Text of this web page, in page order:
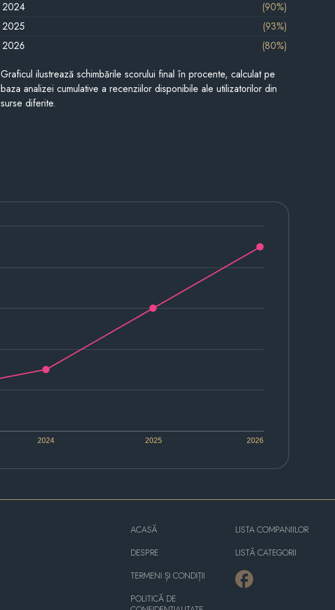
2024
(90%)
2025
(93%)
2026
(80%)
Graficul ilustrează schimbările scorului final în procente, calculat pe
baza analizei cumulative a recenziilor disponibile ale utilizatorilor din
surse diferite.
2024 2025 2026
ACASĂ
DESPRE
TERMENI ȘI CONDIȚII
POLITICĂ DE
LISTA COMPANIILOR
LISTĂ CATEGORII